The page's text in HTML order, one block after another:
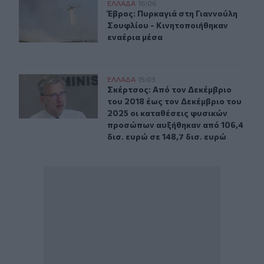
Έβρος: Πυρκαγιά στη Γιαννούλη Σουφλίου -
ΕΛΛAΔΑ 16:06
Έβρος: Πυρκαγιά στη Γιαννούλη
Έβρος: Πυρκαγιά στη Γιαννούλη
Σουφλίου - Κινητοποιήθηκαν
εναέρια μέσα
Σκέρτσος: Από τον Δεκέμβριο του 2018 έως τον
ΕΛΛAΔΑ 15:03
Σκέρτσος: Από τον Δεκέμβριο του
Σκέρτσος: Από τον Δεκέμβριο
του 2018 έως τον Δεκέμβριο του
2025 οι καταθέσεις φυσικών
προσώπων αυξήθηκαν από 106,4
δισ. ευρώ σε 148,7 δισ. ευρώ